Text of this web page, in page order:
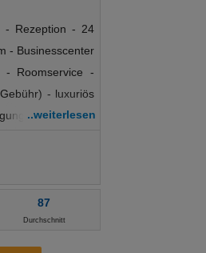
- Rezeption - 24
- Businesscenter
- Roomservice -
- luxuriös
- Restaurant
-
& Hinweise: -
..weiterlesen
87
Durchschnitt